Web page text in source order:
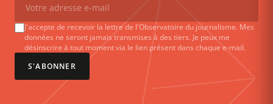
J'accepte de recevoir la lettre de l'Observatoire du journalisme. Mes
données ne seront jamais transmises à des tiers. Je peux me
désinscrire à tout moment via le lien présent dans chaque e-mail.
S'ABONNER